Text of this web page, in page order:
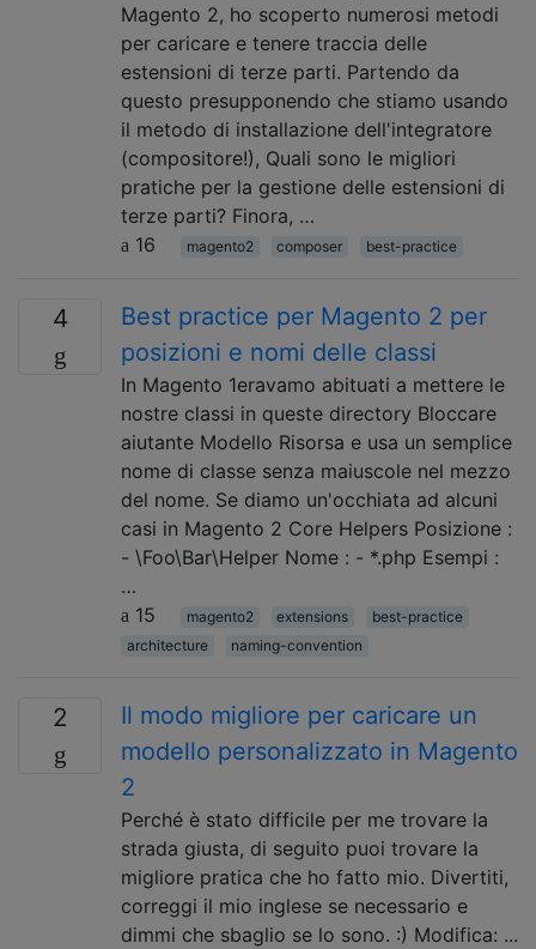
Magento 2, ho scoperto numerosi metodi
per caricare e tenere traccia delle
estensioni di terze parti. Partendo da
questo presupponendo che stiamo usando
il metodo di installazione dell'integratore
(compositore!), Quali sono le migliori
pratiche per la gestione delle estensioni di
terze parti? Finora, …
16
magento2 composer best-practice
4
Best practice per Magento 2 per
posizioni e nomi delle classi
In Magento 1eravamo abituati a mettere le
nostre classi in queste directory Bloccare
aiutante Modello Risorsa e usa un semplice
nome di classe senza maiuscole nel mezzo
del nome. Se diamo un'occhiata ad alcuni
casi in Magento 2 Core Helpers Posizione :
- \Foo\Bar\Helper Nome : - *.php Esempi :
…
15
magento2 extensions
best-practice
architecture
naming-convention
2
Il modo migliore per caricare un
modello personalizzato in Magento
2
Perché è stato difficile per me trovare la
strada giusta, di seguito puoi trovare la
migliore pratica che ho fatto mio. Divertiti,
correggi il mio inglese se necessario e
dimmi che sbaglio se lo sono. :) Modifica: ...